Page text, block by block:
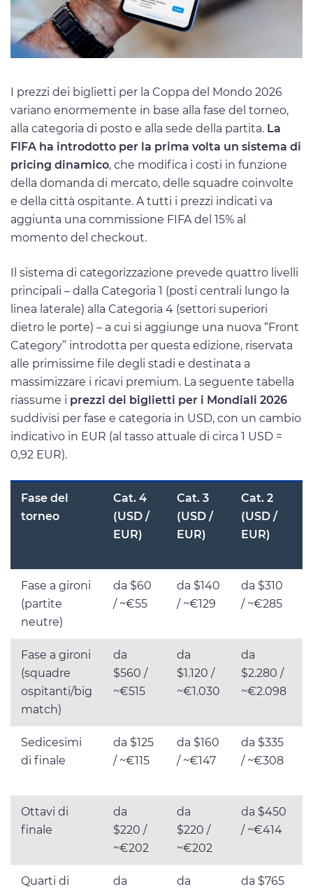
I prezzi dei biglietti per la Coppa del Mondo 2026
variano enormemente in base alla fase del torneo,
alla categoria di posto e alla sede della partita. La
FIFA ha introdotto per la prima volta un sistema di
pricing dinamico, che modifica i costi in funzione
della domanda di mercato, delle squadre coinvolte
e della città ospitante. A tutti i prezzi indicati va
aggiunta una commissione FIFA del 15% al
momento del checkout.
Il sistema di categorizzazione prevede quattro livelli
principali – dalla Categoria 1 (posti centrali lungo la
linea laterale) alla Categoria 4 (settori superiori
dietro le porte) – a cui si aggiunge una nuova “Front
Category” introdotta per questa edizione, riservata
alle primissime file degli stadi e destinata a
massimizzare i ricavi premium. La seguente tabella
riassume i prezzi dei biglietti per i Mondiali 2026
suddivisi per fase e categoria in USD, con un cambio
indicativo in EUR (al tasso attuale di circa 1 USD =
0,92 EUR).
Fase del
torneo
Cat. 4
(USD /
EUR)
Cat. 3
(USD /
EUR)
Cat. 2
(USD /
EUR)
Fase a gironi
(partite
neutre)
da $60
/ ~€55
da $140
/ ~€129
da $310
/ ~€285
Fase a gironi
(squadre
ospitanti/big
match)
da
$560 /
~€515
da
$1.120 /
~€1.030
da
$2.280 /
~€2.098
Sedicesimi
di finale
da $125
/ ~€115
da $160
/ ~€147
da $335
/ ~€308
Ottavi di
finale
da
$220 /
~€202
da
$220 /
~€202
da $450
/ ~€414
Quarti di da da da $765